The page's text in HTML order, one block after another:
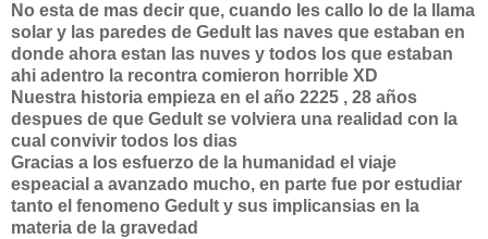
No esta de mas decir que, cuando les callo lo de la llama
solar y las paredes de Gedult las naves que estaban en
donde ahora estan las nuves y todos los que estaban
ahi adentro la recontra comieron horrible XD
Nuestra historia empieza en el año 2225 , 28 años
despues de que Gedult se volviera una realidad con la
cual convivir todos los dias
Gracias a los esfuerzo de la humanidad el viaje
espeacial a avanzado mucho, en parte fue por estudiar
tanto el fenomeno Gedult y sus implicansias en la
materia de la gravedad